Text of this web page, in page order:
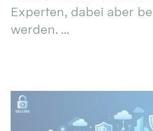
Experten, dabei aber
werden. ...